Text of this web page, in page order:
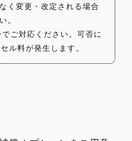
く変更・改定される場合
。
ご対応ください。可否に
ル料が発生します。